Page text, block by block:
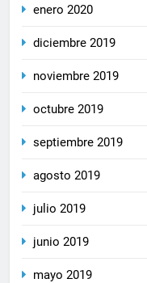
enero 2020
diciembre 2019
noviembre 2019
octubre 2019
septiembre 2019
agosto 2019
julio 2019
junio 2019
mayo 2019